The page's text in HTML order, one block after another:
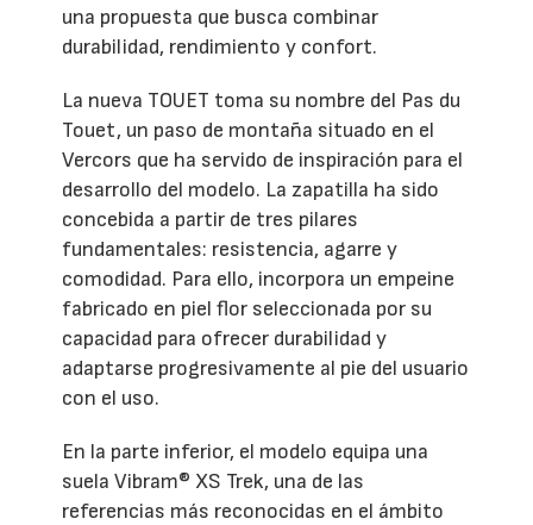
una propuesta que busca combinar
durabilidad, rendimiento y confort.
La nueva TOUET toma su nombre del Pas du
Touet, un paso de montaña situado en el
Vercors que ha servido de inspiración para el
desarrollo del modelo. La zapatilla ha sido
concebida a partir de tres pilares
fundamentales: resistencia, agarre y
comodidad. Para ello, incorpora un empeine
fabricado en piel flor seleccionada por su
capacidad para ofrecer durabilidad y
adaptarse progresivamente al pie del usuario
con el uso.
En la parte inferior, el modelo equipa una
suela Vibram® XS Trek, una de las
referencias más reconocidas en el ámbito